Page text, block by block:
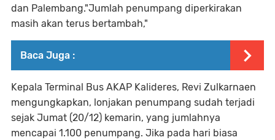
dan Palembang."Jumlah penumpang diperkirakan
masih akan terus bertambah,"
Baca Juga :
Kepala Terminal Bus AKAP Kalideres, Revi Zulkarnaen
mengungkapkan, lonjakan penumpang sudah terjadi
sejak Jumat (20/12) kemarin, yang jumlahnya
mencapai 1.100 penumpang. Jika pada hari biasa